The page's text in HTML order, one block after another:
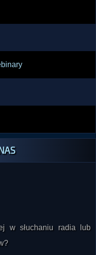
w słuchaniu radia lub